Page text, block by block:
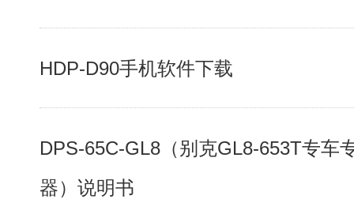
HDP-D90手机软件下载
DPS-65C-GL8（别克GL8-653T专车
器）说明书